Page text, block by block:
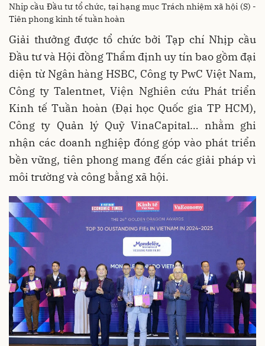
Nhịp cầu Đầu tư tổ chức, tại hạng mục Trách nhiệm xã hội (S) -
Tiên phong kinh tế tuần hoàn
Giải thưởng được tổ chức bởi Tạp chí Nhịp cầu
Đầu tư và Hội đồng Thẩm định uy tín bao gồm đại
diện từ Ngân hàng HSBC, Công ty PwC Việt Nam,
Công ty Talentnet, Viện Nghiên cứu Phát triển
Kinh tế Tuần hoàn (Đại học Quốc gia TP HCM),
Công ty Quản lý Quỹ VinaCapital… nhằm ghi
nhận các doanh nghiệp đóng góp vào phát triển
bền vững, tiên phong mang đến các giải pháp vì
môi trường và công bằng xã hội.